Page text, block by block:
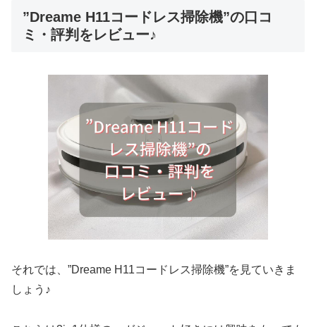
”Dreame H11コードレス掃除機”の口コ
ミ・評判をレビュー♪
それでは、”Dreame H11コードレス掃除機”を見ていきま
しょう♪